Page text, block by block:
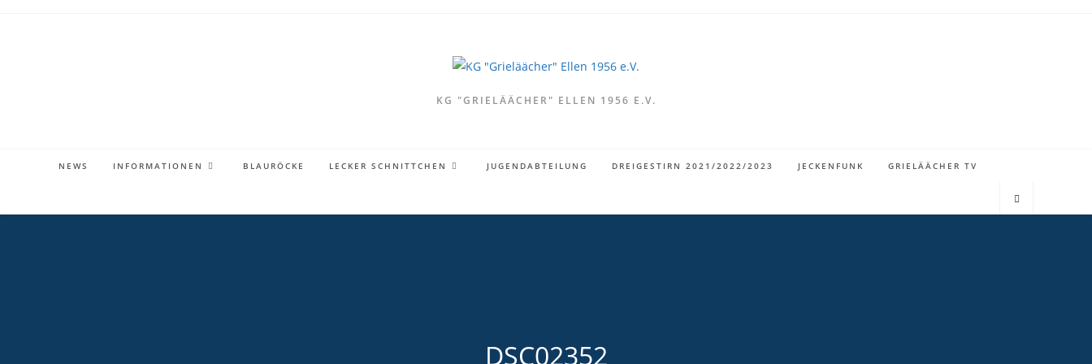
KG "GRIELÄÄCHER" ELLEN 1956 E.V.
NEWS INFORMATIONEN BLAURÖCKE LECKER SCHNITTCHEN JUGENDABTEILUNG DREIGESTIRN 2021/2022/2023 JECKENFUNK GRIELÄÄCHER TV
DSC02352